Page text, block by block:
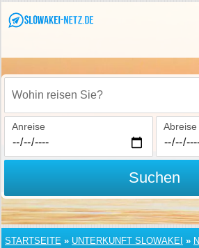
Wohin reisen Sie?
Anreise Abreise
Suchen
STARTSEITE » UNTERKUNFT SLOWAKEI »